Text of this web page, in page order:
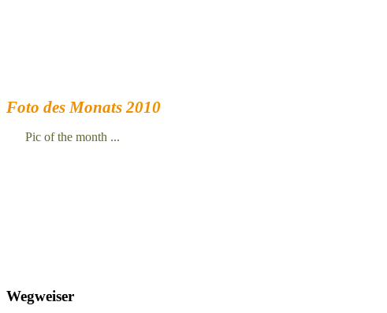
Foto des Monats 2010
Pic of the month ...
Wegweiser